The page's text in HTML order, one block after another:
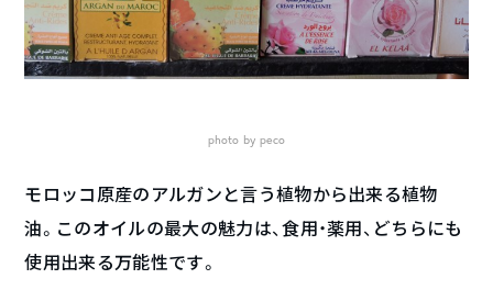
photo by peco
モロッコ原産のアルガンと言う植物から出来る植物
油。このオイルの最大の魅力は、食用・薬用、どちらにも
使用出来る万能性です。